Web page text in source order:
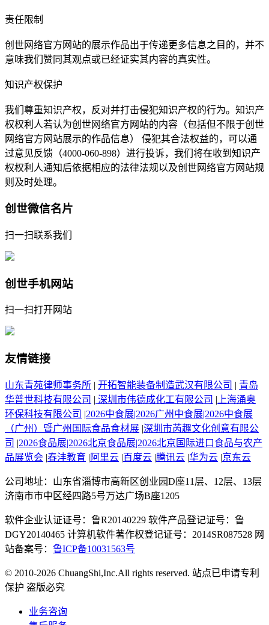
责任限制
创世网络官方网站的展示作品出于传递更多信息之目的，并不
意味我们赞同其观点或已经证实其内容的真实性。
知识产权保护
我们尊重知识产权，反对并打击侵犯知识产权的行为。知识产
权权利人若认为创世网络官方网站的内容（包括但不限于创世
网络官方网站展示的作品信息） 侵犯其合法权益的，可以通
过意见反馈（4000-060-898）进行投诉，我们将在收到知识产
权权利人通知后依据相应的法律法规以及创世网络官方网站规
则及时处理。
创世微信名片
扫一扫联系我们
创世手机网站
扫一扫打开网站
友情链接
山东青苑律师事务所 | 开拓智能装备制造武汉有限公司 | 青岛
华普世科技有限公司 | 深圳市伟德成化工有限公司 | 上海涌奥
环保科技有限公司 |2026中食展|2026广州中食展|2026中食展
（广州）暨广州国际食品食材展 |深圳市芮趣文化创意有限公
司 |2026食品展|2026北京食品展|2026北京国际进口食品与农产
品展览会 |春沣教育 | 阿里云 |百度云 |腾讯云 |华为云 |京东云
公司地址：山东省淄博市高新区创业园D座11层、12层、13层
济南市市中区经四路5号万达广场B座1205
软件企业认证证号：鲁R20140229 软件产品登记证号：鲁
DGY20140465 计算机软件著作权登记证号：2014SR087528 网
站备案号： 鲁ICP备10031563号
© 2010-2026 ChuangShi,Inc.All rights reserved. 站点已申请专利
保护 盗版必究
业务咨询